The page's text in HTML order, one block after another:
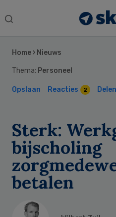
Search
Home › Nieuws
Thema: Personeel
Opslaan Reacties 2 Delen
Sterk:
bijscholing
betalen
Sidebar